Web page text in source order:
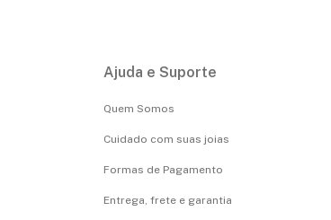
Ajuda e Suporte
Quem Somos
Cuidado com suas joias
Formas de Pagamento
Entrega, frete e garantia